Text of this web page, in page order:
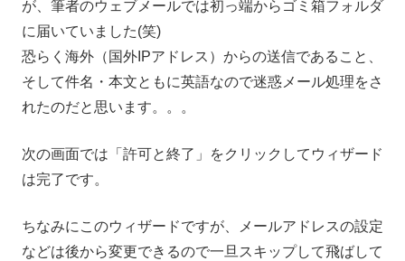
が、筆者のウェブメールでは初っ端からゴミ箱フォルダ
に届いていました(笑)
恐らく海外（国外IPアドレス）からの送信であること、
そして件名・本文ともに英語なので迷惑メール処理をさ
れたのだと思います。。。
次の画面では「許可と終了」をクリックしてウィザード
は完了です。
ちなみにこのウィザードですが、メールアドレスの設定
などは後から変更できるので一旦スキップして飛ばして